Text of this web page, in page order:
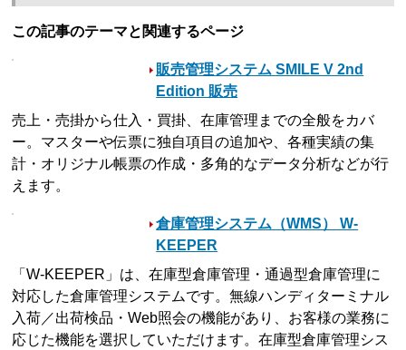
この記事のテーマと関連するページ
販売管理システム SMILE V 2nd
Edition 販売
売上・売掛から仕入・買掛、在庫管理までの全般をカバ
ー。マスターや伝票に独自項目の追加や、各種実績の集
計・オリジナル帳票の作成・多角的なデータ分析などが行
えます。
倉庫管理システム（WMS） W-
KEEPER
「W-KEEPER」は、在庫型倉庫管理・通過型倉庫管理に
対応した倉庫管理システムです。無線ハンディターミナル
入荷／出荷検品・Web照会の機能があり、お客様の業務に
応じた機能を選択していただけます。在庫型倉庫管理シス